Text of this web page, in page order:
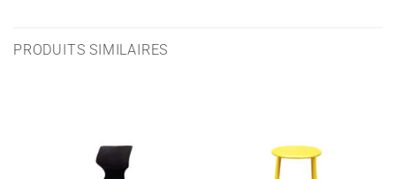
PRODUITS SIMILAIRES